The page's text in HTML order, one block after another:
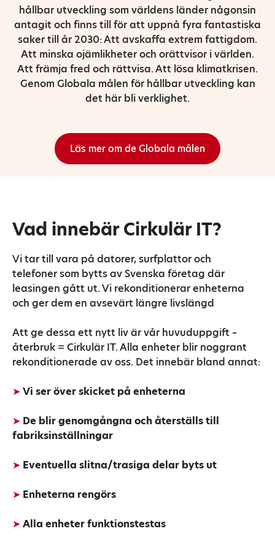
hållbar utveckling som världens länder någonsin
antagit och finns till för att uppnå fyra fantastiska
saker till år 2030: Att avskaffa extrem fattigdom.
Att minska ojämlikheter och orättvisor i världen.
Att främja fred och rättvisa. Att lösa klimatkrisen.
Genom Globala målen för hållbar utveckling kan
det här bli verklighet.
Läs mer om de Globala målen
Vad innebär Cirkulär IT?
Vi tar till vara på datorer, surfplattor och
telefoner som bytts av Svenska företag där
leasingen gått ut. Vi rekonditionerar enheterna
och ger dem en avsevärt längre livslängd
Att ge dessa ett nytt liv är vår huvuduppgift –
återbruk = Cirkulär IT. Alla enheter blir noggrant
rekonditionerade av oss. Det innebär bland annat:
➤Vi ser över skicket på enheterna
➤ De blir genomgångna och återställs till
fabriksinställningar
➤ Eventuella slitna/trasiga delar byts ut
➤ Enheterna rengörs
➤Alla enheter funktionstestas